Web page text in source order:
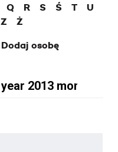
Q R S Ś T
U
Z
Ż
Dodaj osobę